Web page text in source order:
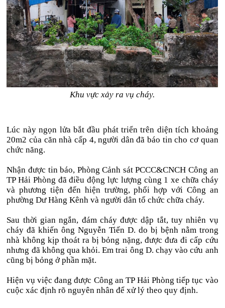
Khu vực xảy ra vụ cháy.
Lúc này ngọn lửa bắt đầu phát triển trên diện tích khoảng
20m2 của căn nhà cấp 4, người dân đã báo tin cho cơ quan
chức năng.
Nhận được tin báo, Phòng Cảnh sát PCCC&CNCH Công an
TP Hải Phòng đã điều động lực lượng cùng 1 xe chữa cháy
và phương tiện đến hiện trường, phối hợp với Công an
phường Dư Hàng Kênh và người dân tổ chức chữa cháy.
Sau thời gian ngắn, đám cháy được dập tắt, tuy nhiên vụ
cháy đã khiến ông Nguyễn Tiến D. do bị bệnh nằm trong
nhà không kịp thoát ra bị bỏng nặng, được đưa đi cấp cứu
nhưng đã không qua khỏi. Em trai ông D. chạy vào cứu anh
cũng bị bỏng ở phần mặt.
Hiện vụ việc đang được Công an TP Hải Phòng tiếp tục vào
cuộc xác định rõ nguyên nhân để xử lý theo quy định.